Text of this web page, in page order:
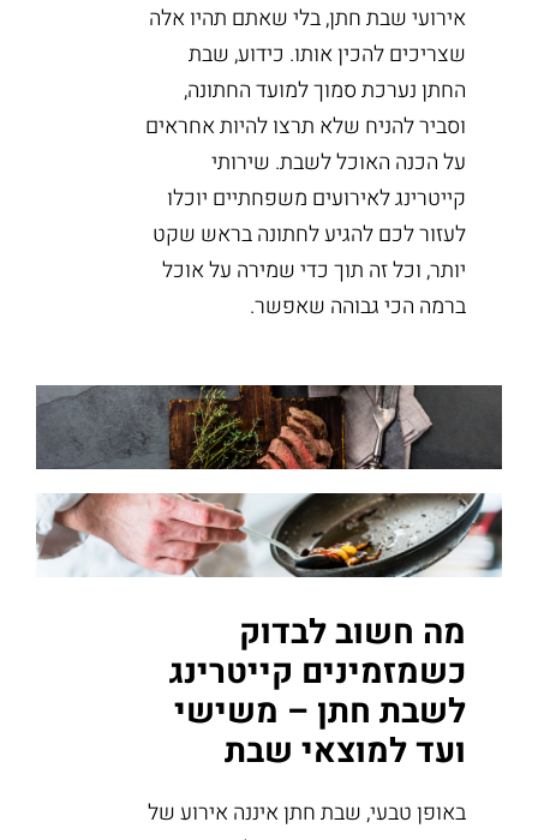
אירועי שבת חתן, בלי שאתם תהיו אלה
שצריכים להכין אותו. כידוע, שבת
החתן נערכת סמוך למועד החתונה,
וסביר להניח שלא תרצו להיות אחראים
על הכנה האוכל לשבת. שירותי
קייטרינג לאירועים משפחתיים יוכלו
לעזור לכם להגיע לחתונה בראש שקט
יותר, וכל זה תוך כדי שמירה על אוכל
ברמה הכי גבוהה שאפשר.
מה חשוב לבדוק
כשמזמינים קייטרינג
לשבת חתן – משישי
ועד למוצאי שבת
באופן טבעי, שבת חתן איננה אירוע של